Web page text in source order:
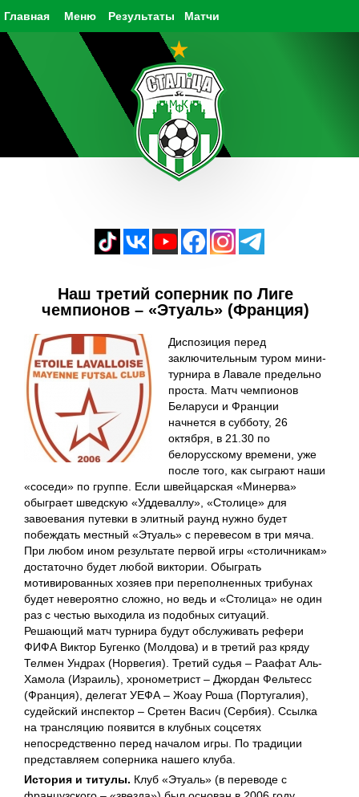
Главная Результаты Матчи
Меню
Наш третий соперник по Лиге
чемпионов – «Этуаль» (Франция)
Диспозиция перед
заключительным туром мини-
турнира в Лавале предельно
проста. Матч чемпионов
Беларуси и Франции
начнется в субботу, 26
октября, в 21.30 по
белорусскому времени, уже
после того, как сыграют наши
«соседи» по группе. Если швейцарская «Минерва»
обыграет шведскую «Уддеваллу», «Столице» для
завоевания путевки в элитный раунд нужно будет
побеждать местный «Этуаль» с перевесом в три мяча.
При любом ином результате первой игры «столичникам»
достаточно будет любой виктории. Обыграть
мотивированных хозяев при переполненных трибунах
будет невероятно сложно, но ведь и «Столица» не один
раз с честью выходила из подобных ситуаций.
Решающий матч турнира будут обслуживать рефери
ФИФА Виктор Бугенко (Молдова) и в третий раз кряду
Телмен Ундрах (Норвегия). Третий судья – Раафат Аль-
Хамола (Израиль), хронометрист – Джордан Фельтесс
(Франция), делегат УЕФА – Жоау Роша (Португалия),
судейский инспектор – Сретен Васич (Сербия). Ссылка
на трансляцию появится в клубных соцсетях
непосредственно перед началом игры. По традиции
представляем соперника нашего клуба.
История и титулы. Клуб «Этуаль» (в переводе с